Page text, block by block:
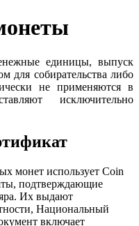
единицы, выпуск
для собирательства либо
не применяются в
исключительно
монет использует Coin
подтверждающие
Их выдают
Национальный
включает